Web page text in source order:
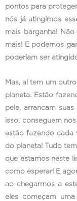
pontos para
nós já atingimos
mais barganha!
mais! E podemos
poderiam ser
Mas, aí tem um
planeta. Estão
pele, arrancam
isso, conseguem
estão fazendo cada
do planeta! Tudo
que estamos neste
como esperar! E
ao chegarmos a
eles começam